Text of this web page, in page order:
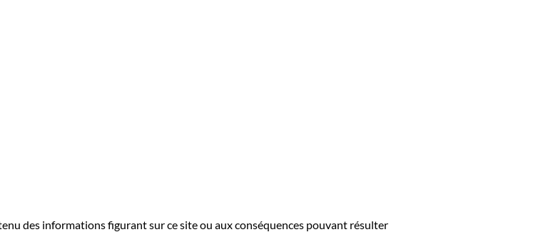
des informations figurant sur ce site ou aux conséquences pouvant résulter